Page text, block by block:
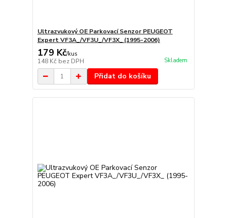
Ultrazvukový OE Parkovací Senzor PEUGEOT
Expert VF3A_/VF3U_/VF3X_ (1995-2006)
179 Kč/kus
148 Kč bez DPH Skladem
Přidat do košíku